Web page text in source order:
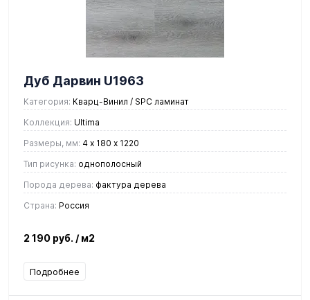
Дуб Дарвин U1963
Категория: Кварц-Винил / SPC ламинат
Коллекция: Ultima
Размеры, мм: 4 х 180 х 1220
Тип рисунка: однополосный
Порода дерева: фактура дерева
Страна: Россия
2 190 руб. / м2
Подробнее